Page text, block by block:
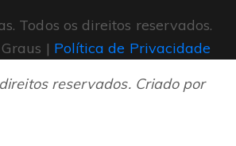
Todos os direitos reservados.
| Política de Privacidade
reservados. Criado por